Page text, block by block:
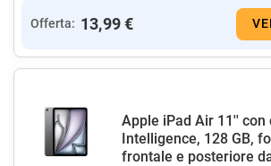
Offerta: 13,99 €
Apple iPad Air 11'' con
Intelligence, 128 GB,
frontale e posteriore